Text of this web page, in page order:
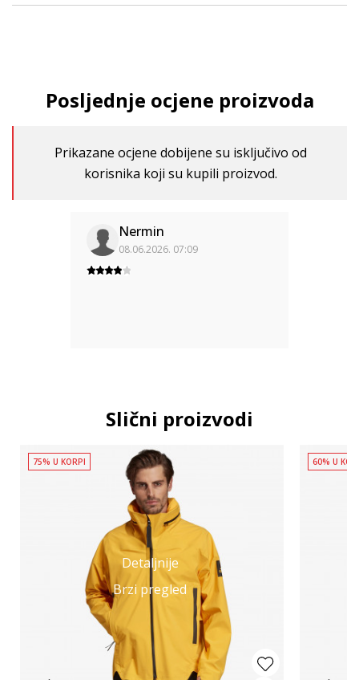
Posljednje ocjene proizvoda
Prikazane ocjene dobijene su isključivo od
korisnika koji su kupili proizvod.
Nermin
08.06.2026. 07:09
Slični proizvodi
Detaljnije
Brzi pregled
75% U KORPI 60% U